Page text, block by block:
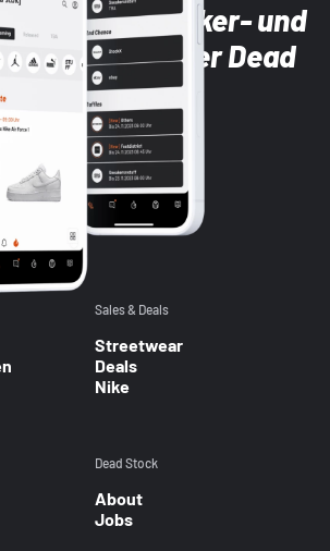
Sneaker- und
Brands mit der Dead
Sales & Deals
Streetwear
Deals
Nike
Dead Stock
About
Jobs